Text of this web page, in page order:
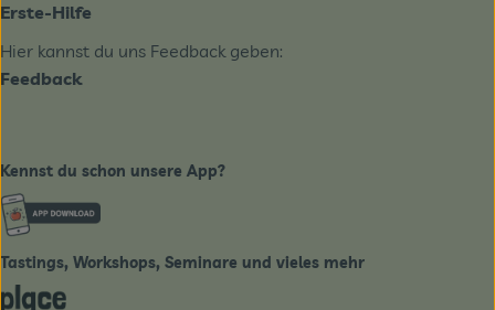
Erste-Hilfe
Hier kannst du uns Feedback geben:
Feedback
Kennst du schon unsere App?
Externer Link zu https://www.biobote-
Tastings, Workshops, Seminare und vieles mehr
Externer Link zu https://place2bio.de/